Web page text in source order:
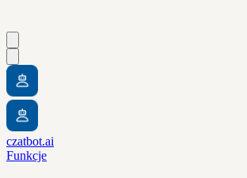
czatbot.ai
Funkcje